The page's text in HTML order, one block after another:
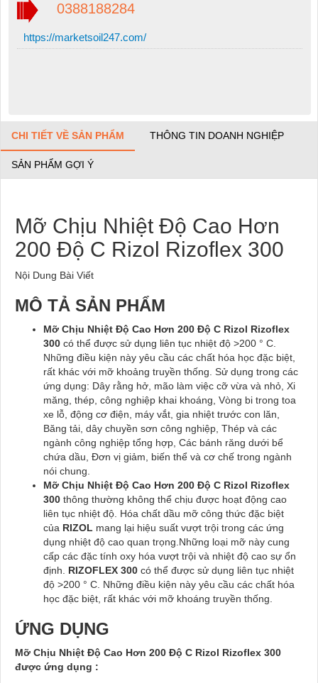
0388188284
https://marketsoil247.com/
CHI TIẾT VỀ SẢN PHẨM THÔNG TIN DOANH NGHIỆP
SẢN PHẨM GỢI Ý
Mỡ Chịu Nhiệt Độ Cao Hơn
200 Độ C Rizol Rizoflex 300
Nội Dung Bài Viết
MÔ TẢ SẢN PHẨM
Mỡ Chịu Nhiệt Độ Cao Hơn 200 Độ C Rizol Rizoflex
300 có thể được sử dụng liên tục nhiệt độ >200 ° C.
Những điều kiện này yêu cầu các chất hóa học đặc biệt,
rất khác với mỡ khoảng truyền thống. Sử dụng trong các
ứng dụng: Dây rằng hở, mão làm việc cỡ vừa và nhỏ, Xi
măng, thép, công nghiệp khai khoáng, Vòng bi trong toa
xe lỗ, động cơ điện, máy vắt, gia nhiệt trước con lăn,
Băng tải, dây chuyền sơn công nghiệp, Thép và các
ngành công nghiệp tổng hợp, Các bánh răng dưới bể
chứa dầu, Đơn vị giảm, biến thể và cơ chế trong ngành
nói chung.
Mỡ Chịu Nhiệt Độ Cao Hơn 200 Độ C Rizol Rizoflex
300 thông thường không thể chịu được hoạt động cao
liên tục nhiệt độ. Hóa chất dầu mỡ công thức đặc biệt
của RIZOL mang lại hiệu suất vượt trội trong các ứng
dụng nhiệt độ cao quan trọng.Những loại mỡ này cung
cấp các đặc tính oxy hóa vượt trội và nhiệt độ cao sự ổn
định. RIZOFLEX 300 có thể được sử dụng liên tục nhiệt
độ >200 ° C. Những điều kiện này yêu cầu các chất hóa
học đặc biệt, rất khác với mỡ khoáng truyền thống.
ỨNG DỤNG
Mỡ Chịu Nhiệt Độ Cao Hơn 200 Độ C Rizol Rizoflex 300
được ứng dụng :